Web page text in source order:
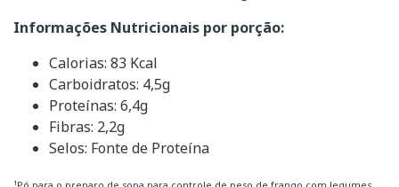
Informações Nutricionais por porção:
Calorias: 83 Kcal
Carboidratos: 4,5g
Proteínas: 6,4g
Fibras: 2,2g
Selos: Fonte de Proteína